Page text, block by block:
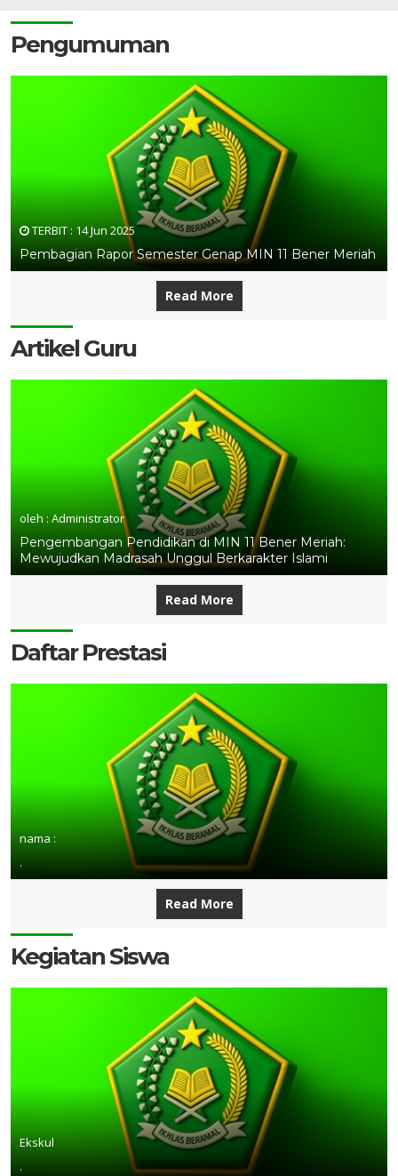
Pengumuman
TERBIT : 14 Jun 2025
Pembagian Rapor Semester Genap MIN 11 Bener Meriah
Read More
Artikel Guru
oleh : Administrator
Pengembangan Pendidikan di MIN 11 Bener Meriah:
Mewujudkan Madrasah Unggul Berkarakter Islami
Read More
Daftar Prestasi
nama :
.
Read More
Kegiatan Siswa
Ekskul
.